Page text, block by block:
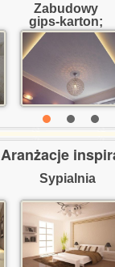
Zabudowy
gips-karton;
dekoracje
Aranżacje
Sypialnia